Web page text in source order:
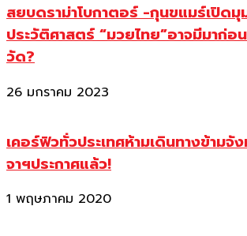
สยบดราม่าโบกาตอร์ -กุนขแมร์เปิด
ประวัติศาสตร์ “มวยไทย”อาจมีมาก่อ
วัด?
26 มกราคม 2023
เคอร์ฟิวทั่วประเทศห้ามเดินทางข้ามจั
จาฯประกาศแล้ว!
1 พฤษภาคม 2020